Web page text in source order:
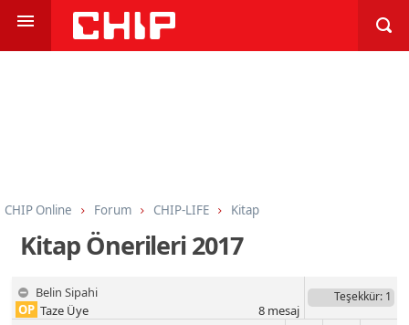
CHIP Online Forum CHIP-LIFE Kitap
Kitap Önerileri 2017
Belin Sipahi
OP Taze Üye
Teşekkür: 1
8mesaj